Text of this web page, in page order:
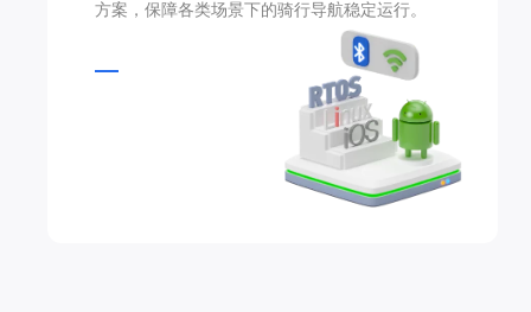
方案，保障各类场景下的骑行导航稳定运行。